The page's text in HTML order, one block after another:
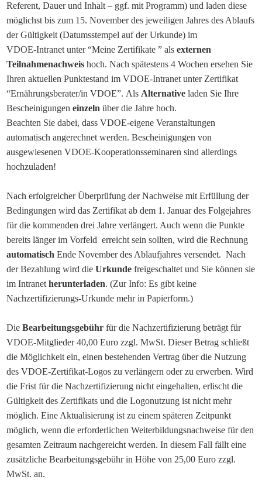
Referent, Dauer und Inhalt – ggf. mitProgramm) und laden diese
möglichst bis zum 15. November des jeweiligen Jahres des Ablaufs
derGültigkeit (Datumsstempel auf der Urkunde) im
VDOE-Intranet unter“Meine Zertifikate ”alsexternen
Teilnahmenachweis hoch. Nach spätestens 4 Wochen ersehen Sie
Ihren aktuellen Punktestand imVDOE-Intranet unter Zertifikat
“Ernährungsberater/in VDOE”. Als Alternativeladen Sie Ihre
Bescheinigungeneinzelnüber die Jahre hoch.
Beachten Sie dabei, dass VDOE-eigene Veranstaltungen
automatisch angerechnet werden. Bescheinigungen von
ausgewiesenen VDOE-Kooperationsseminaren sind allerdings
hochzuladen!
Nach erfolgreicher Überprüfung der Nachweise mit Erfüllung der
Bedingungen wird das Zertifikat ab dem 1. Januar des Folgejahres
für die kommenden drei Jahre verlängert. Auch wenn die Punkte
bereits länger im Vorfeld erreicht sein sollten, wird die Rechnung
automatisch Ende November des Ablaufjahres versendet. Nach
der Bezahlung wird dieUrkundefreigeschaltet und Sie können sie
im Intranetherunterladen. (Zur Info: Es gibt keine
Nachzertifizierungs-Urkunde mehr in Papierform.)
DieBearbeitungsgebühr für die Nachzertifizierung beträgt für
VDOE-Mitglieder 40,00 Euro zzgl. MwSt. Dieser Betrag schließt
die Möglichkeit ein, einen bestehenden Vertrag über die Nutzung
des VDOE-Zertifikat-Logos zu verlängern oder zu erwerben. Wird
die Frist für die Nachzertifizierung nicht eingehalten, erlischt die
Gültigkeit des Zertifikats und die Logonutzung ist nicht mehr
möglich. Eine Aktualisierung ist zu einem späteren Zeitpunkt
möglich, wenn die erforderlichen Weiterbildungsnachweise für den
gesamten Zeitraum nachgereicht werden. In diesem Fall fällt eine
zusätzliche Bearbeitungsgebühr in Höhe von 25,00 Euro zzgl.
MwSt. an.